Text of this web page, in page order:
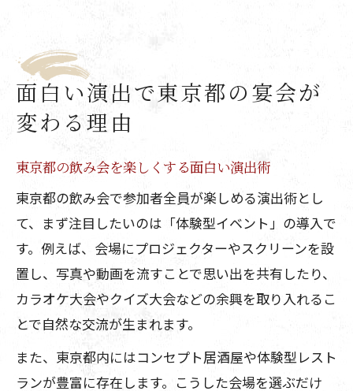
面白い演出で東京都の宴会が
変わる理由
東京都の飲み会を楽しくする面白い演出術
東京都の飲み会で参加者全員が楽しめる演出術とし
て、まず注目したいのは「体験型イベント」の導入で
す。例えば、会場にプロジェクターやスクリーンを設
置し、写真や動画を流すことで思い出を共有したり、
カラオケ大会やクイズ大会などの余興を取り入れるこ
とで自然な交流が生まれます。
また、東京都内にはコンセプト居酒屋や体験型レスト
ランが豊富に存在します。こうした会場を選ぶだけ